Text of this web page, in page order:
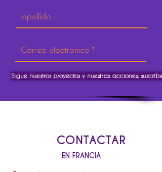
Sigue nuestros proyectos y nuestras acciones,
CONTACTAR
EN FRANCIA